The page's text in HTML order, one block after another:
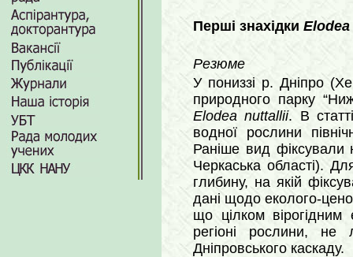
Перші знахідки
Резюме
У пониззі р. Дніпро
природного парку
Elodea nuttallii. В
водної рослини
Раніше вид фіксували
Черкаська області).
глибину, на якій
дані щодо еколого-
що цілком
регіоні рослини,
Дніпровського каскаду.